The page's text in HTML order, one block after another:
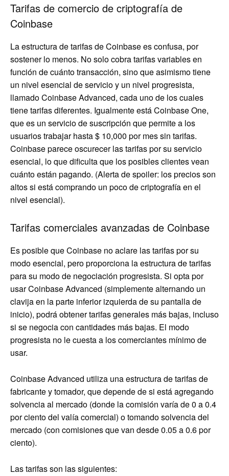
Tarifas de comercio de criptografía de
Coinbase
La estructura de tarifas de Coinbase es confusa, por
sostener lo menos. No solo cobra tarifas variables en
función de cuánto transacción, sino que asimismo tiene
un nivel esencial de servicio y un nivel progresista,
llamado Coinbase Advanced, cada uno de los cuales
tiene tarifas diferentes. Igualmente está Coinbase One,
que es un servicio de suscripción que permite a los
usuarios trabajar hasta $ 10,000 por mes sin tarifas.
Coinbase parece oscurecer las tarifas por su servicio
esencial, lo que dificulta que los posibles clientes vean
cuánto están pagando. (Alerta de spoiler: los precios son
altos si está comprando un poco de criptografía en el
nivel esencial).
Tarifas comerciales avanzadas de Coinbase
Es posible que Coinbase no aclare las tarifas por su
modo esencial, pero proporciona la estructura de tarifas
para su modo de negociación progresista. Si opta por
usar Coinbase Advanced (simplemente alternando un
clavija en la parte inferior izquierda de su pantalla de
inicio), podrá obtener tarifas generales más bajas, incluso
si se negocia con cantidades más bajas. El modo
progresista no le cuesta a los comerciantes mínimo de
usar.
Coinbase Advanced utiliza una estructura de tarifas de
fabricante y tomador, que depende de si está agregando
solvencia al mercado (donde la comisión varía de 0 a 0.4
por ciento del valía comercial) o tomando solvencia del
mercado (con comisiones que van desde 0.05 a 0.6 por
ciento).
Las tarifas son las siguientes: